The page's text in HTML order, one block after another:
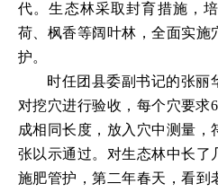
代。生态林采取封育措施，
荷、枫香等阔叶林，全面实施
护。
时任团县委副书记的张丽
对挖穴进行验收，每个穴要求
成相同长度，放入穴中测量
张以示通过。对生态林中长了
施肥管护，第二年春天，看到